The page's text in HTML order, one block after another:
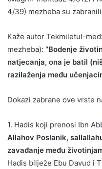
4/39) mezheba su
Kaže autor Tekmiletul-
mezheba): “Bodenje
natjecanja, ona je batil
razilaženja među
Dokazi zabrane ove vrste
1. Hadis koji prenosi Ibn
Allahov Poslanik,
zavađanje među
Hadis bilježe Ebu Davud i